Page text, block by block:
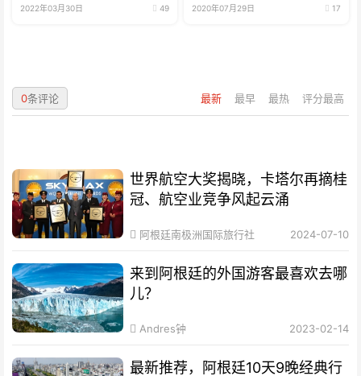
2022年03月30日 49 2020年07月29日 17
最新 最早 最热 评分最高
0条评论
世界航空大奖揭晓，卡塔尔再摘桂
冠、航空业竞争风起云涌
阿根廷南极洲国际旅行社 2024-07-10
来到阿根廷的外国游客最喜欢去哪
儿？
Andres钟 2023-02-14
最新推荐，阿根廷10天9晚经典行